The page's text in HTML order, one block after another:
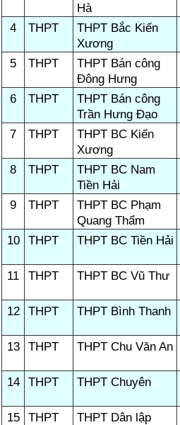
Hà
4
THPT
THPT Bắc Kiến
Xương
5
THPT
THPT Bán công
Đông Hưng
6
THPT
THPT Bán công
Trần Hưng Đạo
7
THPT
THPT BC Kiến
Xương
8
THPT
THPT BC Nam
Tiền Hải
9
THPT
THPT BC Phạm
Quang Thẩm
10
THPT THPT BC Tiền Hải
11
THPT THPT BC Vũ Thư
12
THPT THPT Bình Thanh
13
THPT THPT Chu Văn An
14
THPT THPT Chuyên
15
THPT
THPT Dân lập